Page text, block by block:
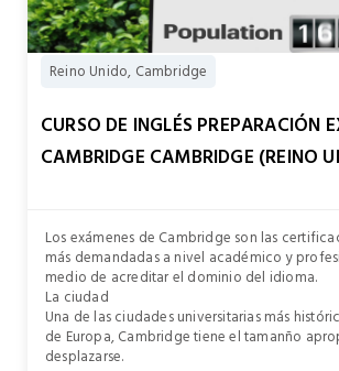
Reino Unido, Cambridge
CURSO DE INGLÉS PREPARACIÓN
CAMBRIDGE CAMBRIDGE (REINO
Los exámenes de Cambridge son las
más demandadas a nivel académico y
medio de acreditar el dominio del idioma.
La ciudad
Una de las ciudades universitarias más
de Europa, Cambridge tiene el tamanño
desplazarse.